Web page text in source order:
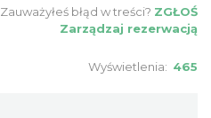
Zauważyłeś błąd w treści? ZGŁOŚ
Zarządzaj rezerwacją
Wyświetlenia: 465